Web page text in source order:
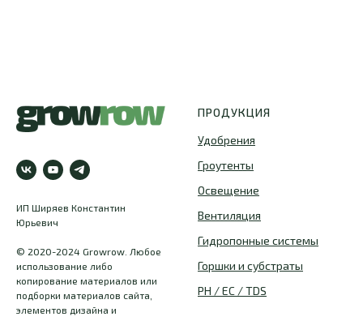
технических повреждений.
Особенности:
Простая установка и
обслуживание.
экономичность.
Долговечная работа в
Характеристики:
Производительность (литры
в час) - 500 л
Высота подъема воды (м.) -
0.9 м
ИП Ширяев Константин
Юрьевич
© 2020-2024 Growrow. Любое
использование либо
копирование материалов или
подборки материалов сайта,
элементов дизайна и
ПРОДУКЦИЯ
Удобрения
Гроутенты
Освещение
Вентиляция
Гидропонные системы
Горшки и субстраты
PH / EC / TDS